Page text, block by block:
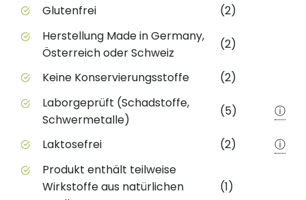
Glutenfrei
(2)
Herstellung Made in Germany,
Österreich oder Schweiz
(2)
Keine Konservierungsstoffe
(2)
Laborgeprüft (Schadstoffe,
Schwermetalle)
(5) ⓘ
Laktosefrei (2)
ⓘ
Produkt enthält teilweise
Wirkstoffe aus natürlichen
(1)